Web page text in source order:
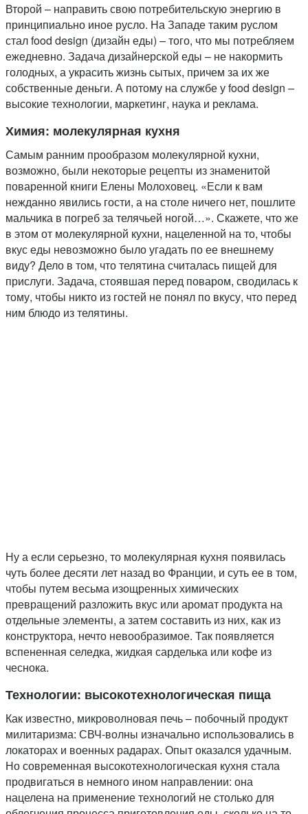
Второй – направить свою потребительскую энергию в
принципиально иное русло. На Западе таким руслом
стал food design (дизайн еды) – того, что мы потребляем
ежедневно. Задача дизайнерской еды – не накормить
голодных, а украсить жизнь сытых, причем за их же
собственные деньги. А потому на службе у food design –
высокие технологии, маркетинг, наука и реклама.
Химия: молекулярная кухня
Самым ранним прообразом молекулярной кухни,
возможно, были некоторые рецепты из знаменитой
поваренной книги Елены Молоховец. «Если к вам
нежданно явились гости, а на столе ничего нет, пошлите
мальчика в погреб за телячьей ногой…». Скажете, что же
в этом от молекулярной кухни, нацеленной на то, чтобы
вкус еды невозможно было угадать по ее внешнему
виду? Дело в том, что телятина считалась пищей для
прислуги. Задача, стоявшая перед поваром, сводилась к
тому, чтобы никто из гостей не понял по вкусу, что перед
ним блюдо из телятины.
Ну а если серьезно, то молекулярная кухня появилась
чуть более десяти лет назад во Франции, и суть ее в том,
чтобы путем весьма изощренных химических
превращений разложить вкус или аромат продукта на
отдельные элементы, а затем составить из них, как из
конструктора, нечто невообразимое. Так появляется
вспененная селедка, жидкая сарделька или кофе из
чеснока.
Технологии: высокотехнологическая пища
Как известно, микроволновая печь – побочный продукт
милитаризма: СВЧ-волны изначально использовались в
локаторах и военных радарах. Опыт оказался удачным.
Но современная высокотехнологическая кухня стала
продвигаться в немного ином направлении: она
нацелена на применение технологий не столько для